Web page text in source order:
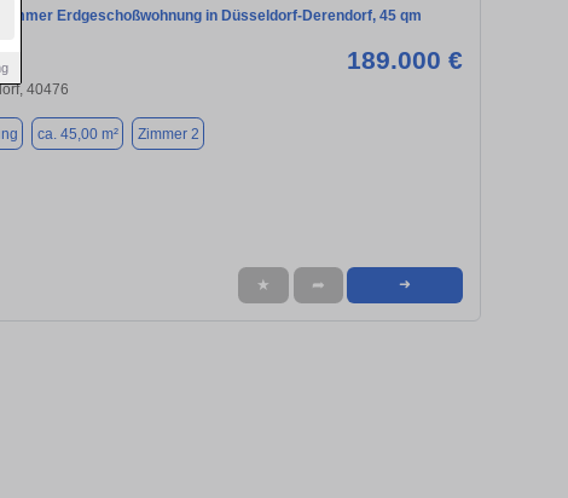
Erdgeschoßwohnung in Düsseldorf-Derendorf, 45 qm
189.000 €
40476
ca. 45,00 m² Zimmer 2
★ ➦ ➜